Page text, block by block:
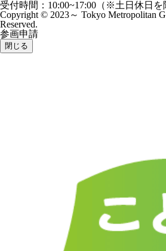
受付時間：10:00~17:00（※土日休日を
Copyright © 2023～ Tokyo Metropolitan
Reserved.
参画申請
閉じる